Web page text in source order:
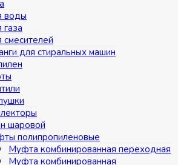
воды
для стиральных машин
шаровой
полипропиленовые
Муфта комбинированная переходная
Муфта комбинированная